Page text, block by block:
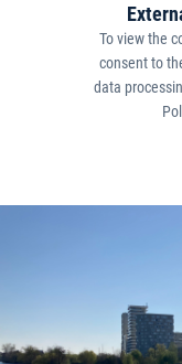
To view the
consent to
data